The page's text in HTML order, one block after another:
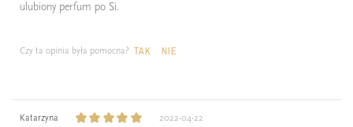
ulubiony perfum po Si.
Czy ta opinia była pomocna? TAK NIE
Katarzyna 2022-04-22